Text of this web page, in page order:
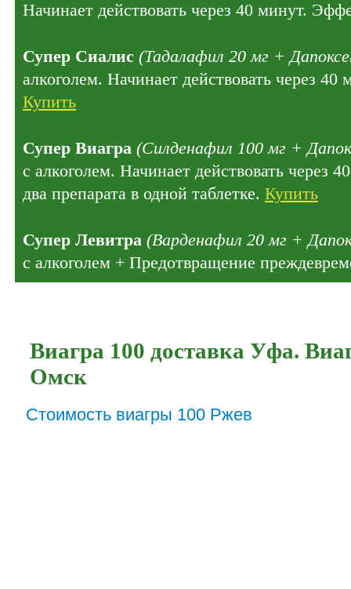
Начинает действовать через 40 минут.
Супер Сиалис (Тадалафил 20 мг +
алкоголем. Начинает действовать через
Купить
Супер Виагра (Силденафил 100 мг +
с алкоголем. Начинает действовать через
два препарата в одной таблетке. Купить
Супер Левитра (Варденафил 20 мг +
с алкоголем + Предотвращение
Виагра 100 доставка Уфа.
Омск
Стоимость виагры 100 Ржев